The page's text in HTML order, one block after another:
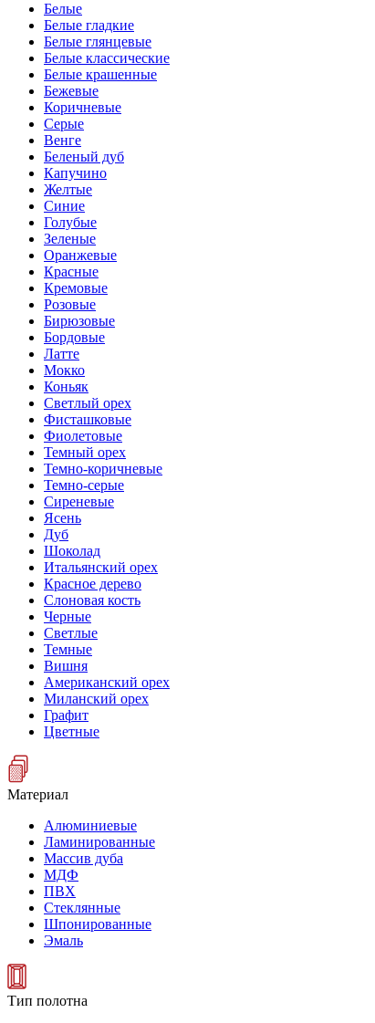
Белые
Белые гладкие
Белые глянцевые
Белые классические
Белые крашенные
Бежевые
Коричневые
Серые
Венге
Беленый дуб
Капучино
Желтые
Синие
Голубые
Зеленые
Оранжевые
Красные
Кремовые
Розовые
Бирюзовые
Бордовые
Латте
Мокко
Коньяк
Светлый орех
Фисташковые
Фиолетовые
Темный орех
Темно-коричневые
Темно-серые
Сиреневые
Ясень
Дуб
Шоколад
Итальянский орех
Красное дерево
Слоновая кость
Черные
Светлые
Темные
Вишня
Американский орех
Миланский орех
Графит
Цветные
Материал
Алюминиевые
Ламинированные
Массив дуба
МДФ
ПВХ
Стеклянные
Шпонированные
Эмаль
Тип полотна